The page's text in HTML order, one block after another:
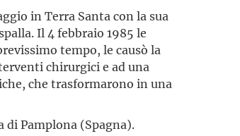
in Terra Santa con la sua
Il 4 febbraio 1985 le
tempo, le causò la
chirurgici e ad una
che trasformarono in una
di Pamplona (Spagna).